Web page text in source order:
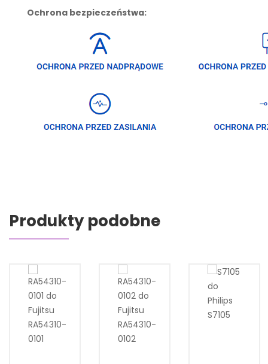
Ochrona bezpieczeństwa:
Produkty podobne